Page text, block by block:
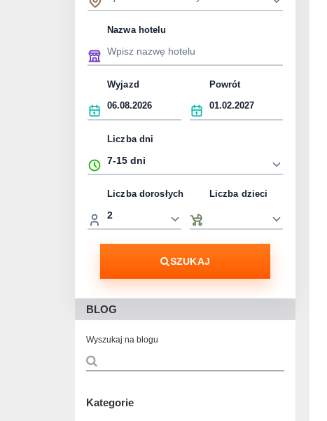
BLOG
Wyszukaj na blogu
Kategorie
Nazwa hotelu
Wyjazd Powrót
Liczba dni
Liczba dorosłych Liczba dzieci
SZUKAJ